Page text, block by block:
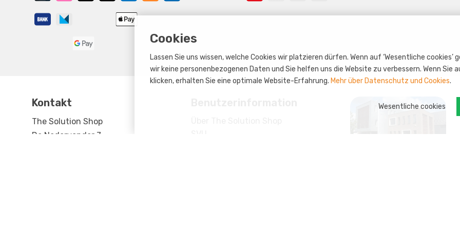
Cookies
Lassen Sie uns wissen, welche Cookies wir platzieren dürfen. Wenn auf ‘Wesentliche cookies’
wir keine personenbezogenen Daten und Sie helfen uns die Website zu verbessern. Wenn Sie
klicken, erhalten Sie eine optimale Website-Erfahrung. Mehr über Datenschutz und Cookies.
Wesentliche cookies
Kontakt
The Solution Shop
De Nedervonder 7